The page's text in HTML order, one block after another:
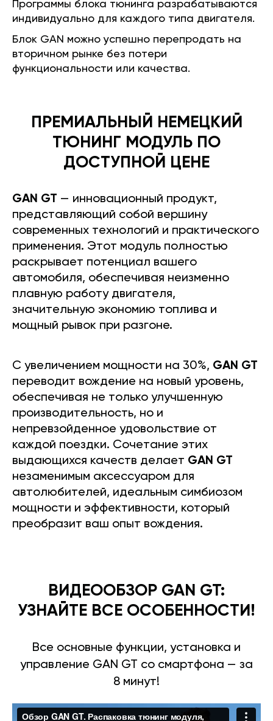
Программы блока тюнинга разрабатываются
индивидуально для каждого типа двигателя.
Блок GAN можно успешно перепродать на
вторичном рынке без потери
функциональности или качества.
ПРЕМИАЛЬНЫЙ НЕМЕЦКИЙ
ТЮНИНГ МОДУЛЬ ПО
ДОСТУПНОЙ ЦЕНЕ
GAN GT — инновационный продукт,
представляющий собой вершину
современных технологий и практического
применения. Этот модуль полностью
раскрывает потенциал вашего
автомобиля, обеспечивая неизменно
плавную работу двигателя,
значительную экономию топлива и
мощный рывок при разгоне.
С увеличением мощности на 30%, GAN GT
переводит вождение на новый уровень,
обеспечивая не только улучшенную
производительность, но и
непревзойденное удовольствие от
каждой поездки. Сочетание этих
выдающихся качеств делает GAN GT
незаменимым аксессуаром для
автолюбителей, идеальным симбиозом
мощности и эффективности, который
преобразит ваш опыт вождения.
ВИДЕООБЗОР GAN GT:
УЗНАЙТЕ ВСЕ ОСОБЕННОСТИ!
Все основные функции, установка и
управление GAN GT со смартфона — за
8 минут!